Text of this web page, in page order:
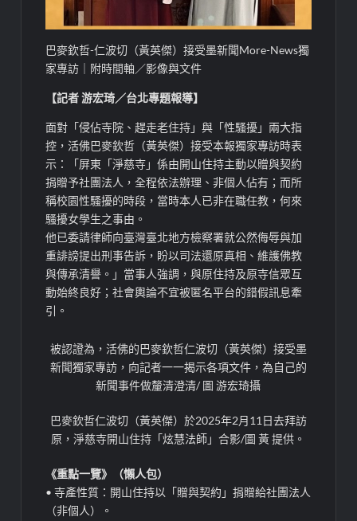
巴麥欽哲-仁波切（黃英傑）接受墨新聞More-News獨
家專訪｜附時間軸／影像與文件
【記者 游宏琦／台北專題報導】
面對「侵佔寺院、趕走老住持」與「性騷擾」兩大指
控，活佛巴麥欽哲（黃英傑）接受本報獨家專訪時表
示：「屏東「淨慈寺」係由開山住持主動以贈與契約
捐贈予社團法人，全程依法辦理、非個人佔有；而所
稱校園性騷擾的時段，當時本人已非在職任教，何來
騷擾女學生之事由。
他已委請律師向臺灣臺北地方檢察署就公然侮辱與加
重誹謗提出刑事告訴，盼以司法還原真相、維護佛教
與傳承清譽。」當事人強調，與原住持及原寺信眾互
動始終良好；社會輿論不宜被匿名平台的錯假訊息牽
引。
被認證為，活佛的巴麥欽哲仁波切（黃英傑）接受墨
新聞獨家專訪，向記者一一揭示各項文件，為自己的
新聞事件做釐清澄清/ 圖 游宏琦攝
巴麥欽哲仁波切（黃英傑）於2025年2月11日去拜訪
原，淨慈寺開山住持「炫慧法師」合影/圖 黃 提供。
《重點一覽》（懶人包）
• 寺產性質：開山住持以「贈與契約」捐贈給社團法人
（非個人）。